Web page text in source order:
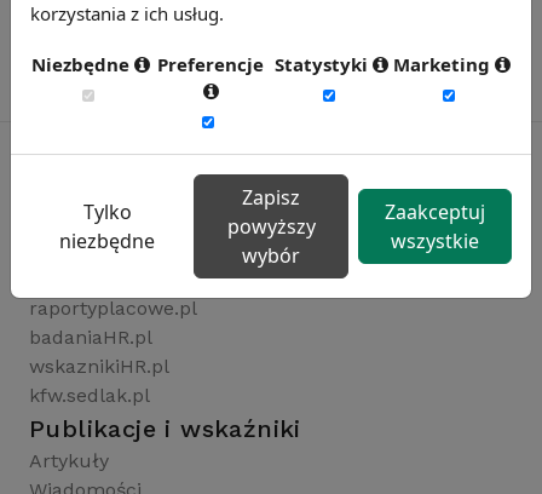
Rynekpracy.pl
sedlak.pl
raportyplacowe.pl
badaniaHR.pl
wskaznikiHR.pl
kfw.sedlak.pl
Publikacje i wskaźniki
Artykuły
korzystania z ich usług.
Niezbędne Preferencje Statystyki Marketing
Tylko
niezbędne
Zapisz
powyższy
wybór
Zaakceptuj
wszystkie